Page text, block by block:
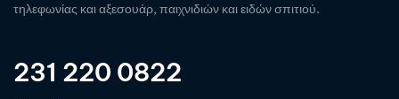
τηλεφωνίας και αξεσουάρ, παιχνιδιών και ειδών σπιτιού.
231 220 0822